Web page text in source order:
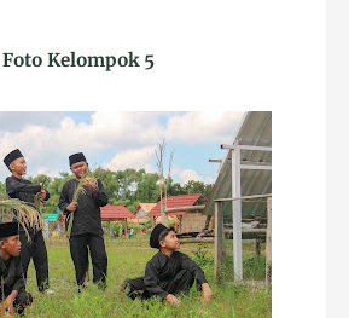
Foto Kelompok 5